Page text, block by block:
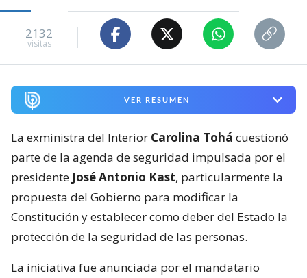
2132
visitas
VER RESUMEN
La exministra del Interior Carolina Tohá cuestionó
parte de la agenda de seguridad impulsada por el
presidente José Antonio Kast, particularmente la
propuesta del Gobierno para modificar la
Constitución y establecer como deber del Estado la
protección de la seguridad de las personas.
La iniciativa fue anunciada por el mandatario